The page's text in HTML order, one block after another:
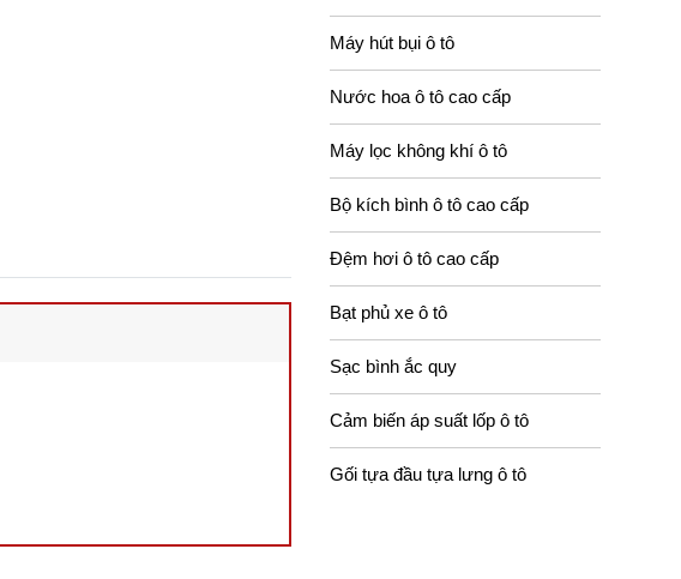
Máy hút bụi ô tô
Nước hoa ô tô cao cấp
Máy lọc không khí ô tô
Bộ kích bình ô tô cao cấp
Đệm hơi ô tô cao cấp
Bạt phủ xe ô tô
Sạc bình ắc quy
Cảm biến áp suất lốp ô tô
Gối tựa đầu tựa lưng ô tô